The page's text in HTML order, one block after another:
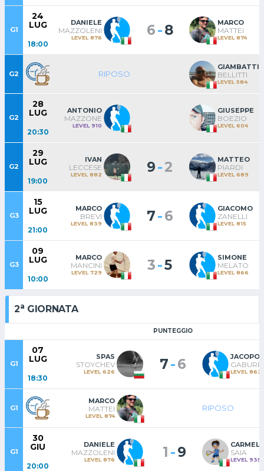
G1
24
LUG
18:00
DANIELE
MAZZOLENI
LEVEL 876 6-8 MARCO
MATTEI
LEVEL 874
G2 RIPOSO BELLITTI
LEVEL 584
G2
28
LUG
20:30
ANTONIO
MAZZONE
LEVEL 910
GIUSEPPE
BOEZIO
LEVEL 604
G2
29
LUG
19:00
IVAN
LECCESE
LEVEL 882 9-2 MATTEO
PIARDI
LEVEL 689
G3
15
LUG
21:00
MARCO
BREVI
LEVEL 839 7-6 GIACOMO
ZANELLI
LEVEL 815
G3
09
LUG
10:00
MARCO
MANCINI
LEVEL 729 3-5 SIMONE
MELATO
LEVEL 866
2a GIORNATA
PUNTEGGIO
G1
07
LUG
18:30
SPAS
STOYCHEV
LEVEL 626 7-6 JACOPO
GABURRI
LEVEL 862
G1
MARCO
MATTEI
LEVEL 874
RIPOSO
G1
30
GIU
20:00
DANIELE
MAZZOLENI
LEVEL 876 1 -9 SAIA
LEVEL 935